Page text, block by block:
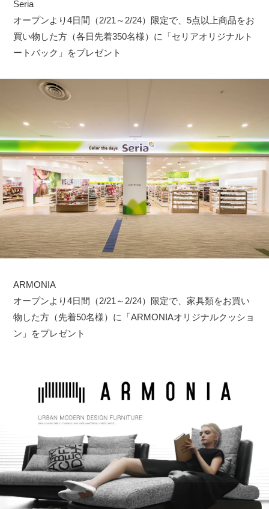
Seria
オープンより4日間（2/21～2/24）限定で、5点以上商品をお
買い物した方（各日先着350名様）に「セリアオリジナルト
ートバック」をプレゼント
ARMONIA
オープンより4日間（2/21～2/24）限定で、家具類をお買い
物した方（先着50名様）に「ARMONIAオリジナルクッショ
ン」をプレゼント